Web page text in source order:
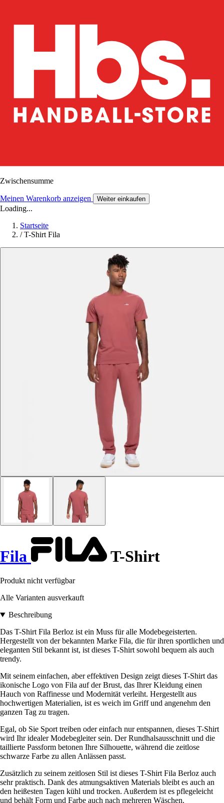
Zwischensumme
Meinen Warenkorb anzeigen Weiter einkaufen
Loading...
Startseite
/ T-Shirt Fila
Fila T-Shirt
Produkt nicht verfügbar
Alle Varianten ausverkauft
Beschreibung
Das T-Shirt Fila Berloz ist ein Muss für alle Modebegeisterten.
Hergestellt von der bekannten Marke Fila, die für ihren sportlichen und
eleganten Stil bekannt ist, ist dieses T-Shirt sowohl bequem als auch
trendy.
Mit seinem einfachen, aber effektiven Design zeigt dieses T-Shirt das
ikonische Logo von Fila auf der Brust, das Ihrer Kleidung einen
Hauch von Raffinesse und Modernität verleiht. Hergestellt aus
hochwertigen Materialien, ist es weich im Griff und angenehm den
ganzen Tag zu tragen.
Egal, ob Sie Sport treiben oder einfach nur entspannen, dieses T-Shirt
wird Ihr idealer Modebegleiter sein. Der Rundhalsausschnitt und die
taillierte Passform betonen Ihre Silhouette, während die zeitlose
schwarze Farbe zu allen Anlässen passt.
Zusätzlich zu seinem zeitlosen Stil ist dieses T-Shirt Fila Berloz auch
sehr praktisch. Dank des atmungsaktiven Materials bleibt es auch an
den heißesten Tagen kühl und trocken. Außerdem ist es pflegeleicht
und behält Form und Farbe auch nach mehreren Wäschen.